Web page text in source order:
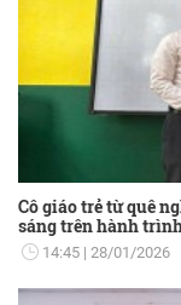
Cô giáo trẻ từ quê
sáng trên hành
14:45 28/01/2026